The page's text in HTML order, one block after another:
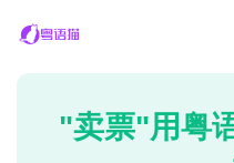
"卖票"用粤